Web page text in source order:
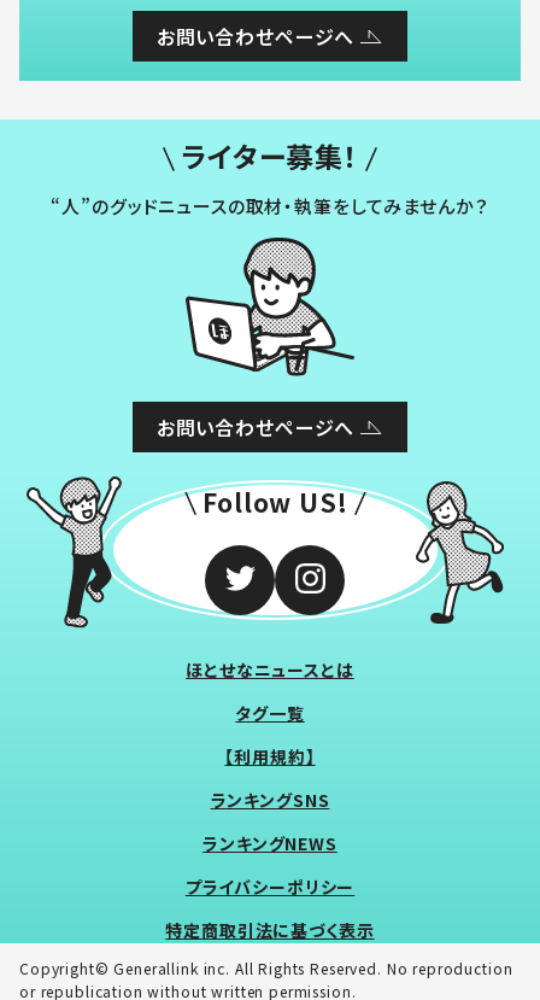
お問い合わせページへ
ライター募集！
“人”のグッドニュースの取材・執筆をしてみませんか？
お問い合わせページへ
Follow US!
ほとせなニュースとは
タグ一覧
【利用規約】
ランキングSNS
ランキングNEWS
プライバシーポリシー
特定商取引法に基づく表示
Copyright© Generallink inc. All Rights Reserved. No reproduction
or republication without written permission.